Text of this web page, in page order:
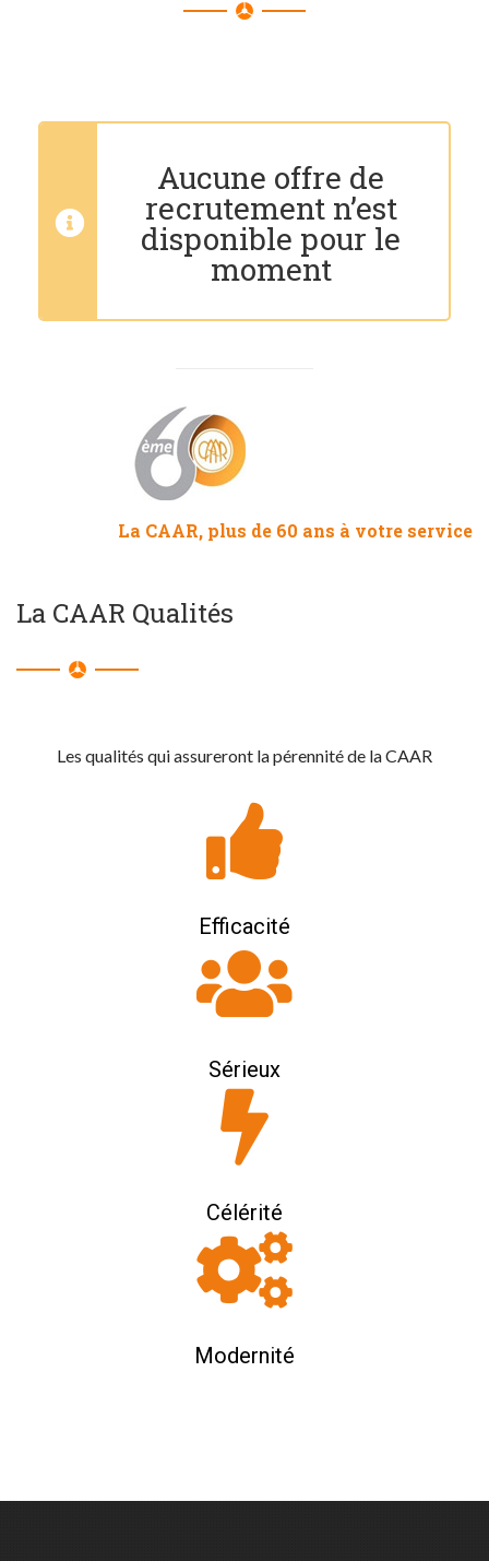
Aucune offre de
recrutement n’est
disponible pour le
moment
La CAAR, plus de 60 ans à votre service
La CAAR Qualités
Les qualités qui assureront la pérennité de la CAAR
Efficacité
Sérieux
Célérité
Modernité